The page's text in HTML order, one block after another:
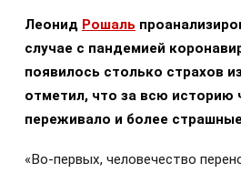
Леонид Рошаль
случае с пандемией
появилось столько страхов
отметил, что за всю историю
переживало и более
«Во-первых, человечество